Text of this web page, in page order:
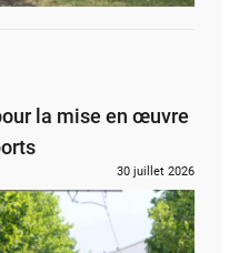
la mise en œuvre
30 juillet 2026